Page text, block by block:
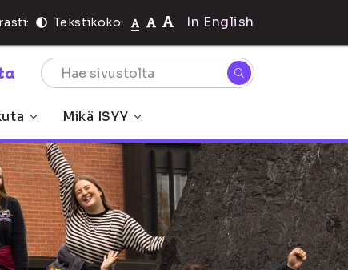
Tekstikoko: In English
Mikä ISYY